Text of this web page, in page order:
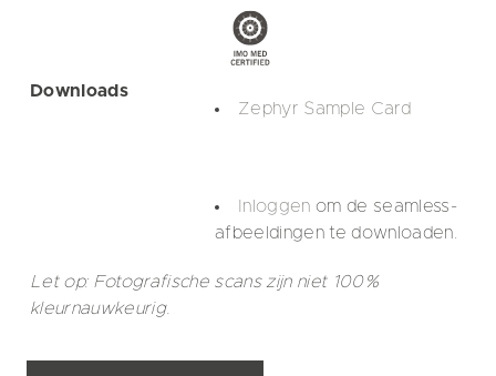
Downloads
Zephyr Sample Card
Inloggen om de seamless-
afbeeldingen te downloaden.
Let op: Fotografische scans zijn niet 100%
kleurnauwkeurig.